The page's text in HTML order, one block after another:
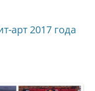
арт 2017 года